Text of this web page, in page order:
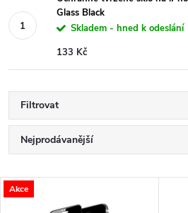
Glass Black
Skladem - hned k odeslání
133 Kč
Filtrovat
Ř
a
Nejprodávanější
Nejdražší
V
Akce